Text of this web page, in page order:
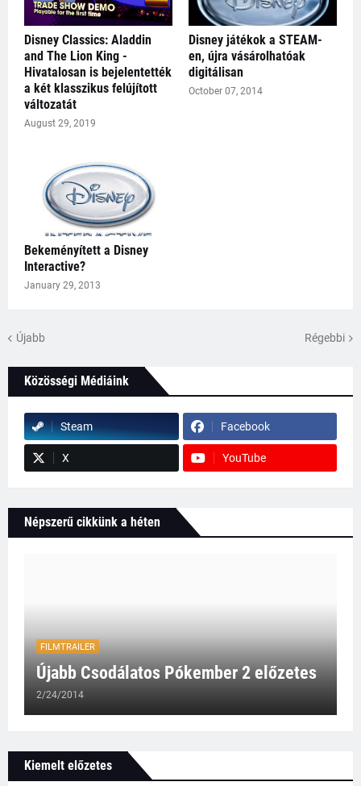
Disney Classics: Aladdin
and The Lion King -
Hivatalosan is bejelentették
a két klasszikus felújított
változatát
August 29, 2019
Disney játékok a STEAM-
en, újra vásárolhatóak
digitálisan
October 07, 2014
Bekeményített a Disney
Interactive?
January 29, 2013
Újabb Régebbi
Közösségi Médiáink
Steam Facebook
X YouTube
Népszerű cikkünk a héten
FILMTRAILER
Újabb Csodálatos Pókember 2 előzetes
2/24/2014
Kiemelt előzetes